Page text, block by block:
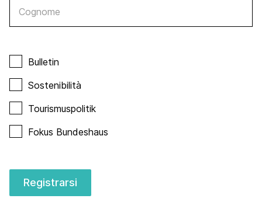
Cognome
Bulletin
Sostenibilità
Tourismuspolitik
Fokus Bundeshaus
Registrarsi